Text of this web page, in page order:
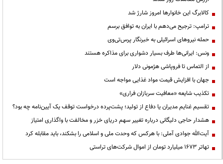
کالابرگ این خانوارها امروز شارژ شد
ترامپ: ترجیح می‌دهم با ایران به توافق برسم
حمله نیروهای اسرائیلی به خبرنگار پرس‌تی‌وی
ونس: ایرانی‌ها طرف بسیار دشواری برای مذاکره هستند
از التماس تا فروپاشی هژمونی دلار
جهان با افزایش قیمت مواد غذایی مواجه است
تکذیب شایعه «معافیت سربازان فراری»
تقسیم غنایم مدیران یا دفاع از تولید؛ پشت‌پرده درخواست توقف یک آیین‌نامه چه بود؟
هشدار حاجی دلیگانی درباره تغییر سهم دریای خزر و مخالفت با واگذاری امتیاز
آیت‌الله جوادی آملی: با هرکس که وحدت ملی و اسلامی را بشکند، باید مقابله کرد
تهاتر ۱۶۷۳ میلیارد تومان از اموال شرکت‌های تراستی